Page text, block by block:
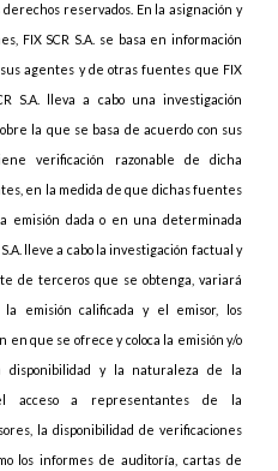
derechos reservados. En la asignación y
FIX SCR S.A. se basa en información
agentes y de otras fuentes que FIX
S.A. lleva a cabo una investigación
la que se basa de acuerdo con sus
verificación razonable de dicha
en la medida de que dichas fuentes
emisión dada o en una determinada
lleve a cabo la investigación factual y
de terceros que se obtenga, variará
emisión calificada y el emisor, los
que se ofrece y coloca la emisión y/o
y la naturaleza de la
acceso a representantes de la
la disponibilidad de verificaciones
los informes de auditoría, cartas de